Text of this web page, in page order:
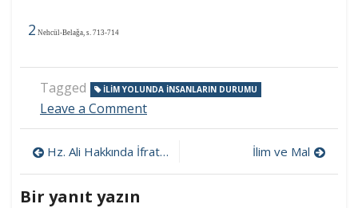
2 Nehcül-Belağa, s. 713-714
Tagged ILIM YOLUNDA INSANLARIN DURUMU
Leave a Commenton
İnsanların
Durumu
Yazı
gezinmesi
Hz. Ali Hakkında İfrat ve Tefrit İlim ve Mal
Bir yanıt yazın